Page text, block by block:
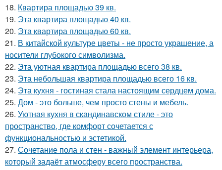
18. Квартира площадью 39 кв.
19. Эта квартира площадью 40 кв.
20. Эта квартира площадью 60 кв.
21. В китайской культуре цветы - не просто украшение, а
носители глубокого символизма.
22. Эта уютная квартира площадью всего 38 кв.
23. Эта небольшая квартира площадью всего 16 кв.
24. Эта кухня - гостиная стала настоящим сердцем дома.
25. Дом - это больше, чем просто стены и мебель.
26. Уютная кухня в скандинавском стиле - это
пространство, где комфорт сочетается с
функциональностью и эстетикой.
27. Сочетание пола и стен - важный элемент интерьера,
который задаёт атмосферу всего пространства.